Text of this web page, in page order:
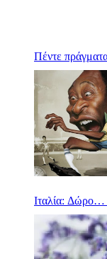
Πέντε
Ιταλία: Δώρο…